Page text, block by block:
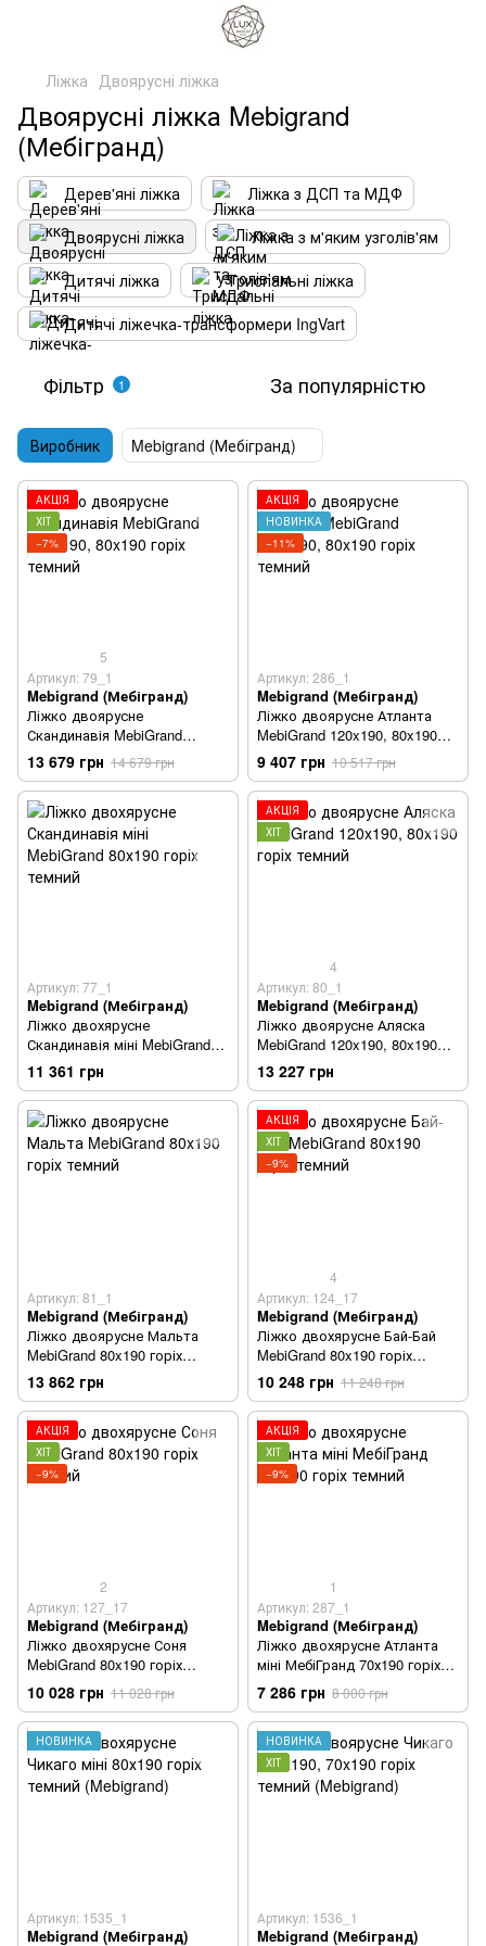
Ліжка Двоярусні ліжка
Двоярусні ліжка Mebigrand
(Мебігранд)
Дерев'яні ліжка
Ліжка з ДСП та МДФ
Двоярусні ліжка
Ліжка з м'яким узголів'ям
Дитячі ліжка
Триспальні ліжка
Дитячі ліжечка-трансформери IngVart
Фільтр 1 За популярністю
Виробник Mebigrand (Мебігранд)
АКЦІЯ
ХІТ
−7%
5
Артикул: 79_1
Mebigrand (Мебігранд)
Ліжко двоярусне
Скандинавія MebiGrand
120x190, 80x190 горіх темний
13 679 грн 14 679 грн
АКЦІЯ
НОВИНКА
−11%
Артикул: 286_1
Mebigrand (Мебігранд)
Ліжко двоярусне Атланта
MebiGrand 120x190, 80x190
горіх темний
9 407 грн 10 517 грн
Артикул: 77_1
Mebigrand (Мебігранд)
Ліжко двохярусне
Скандинавія міні MebiGrand
80х190 горіх темний
11 361 грн
АКЦІЯ
ХІТ
4
Артикул: 80_1
Mebigrand (Мебігранд)
Ліжко двоярусне Аляска
MebiGrand 120x190, 80x190
горіх темний
13 227 грн
Артикул: 81_1
Mebigrand (Мебігранд)
Ліжко двоярусне Мальта
MebiGrand 80x190 горіх
темний
13 862 грн
АКЦІЯ
ХІТ
−9%
4
Артикул: 124_17
Mebigrand (Мебігранд)
Ліжко двохярусне Бай-Бай
MebiGrand 80x190 горіх
темний
10 248 грн 11 248 грн
АКЦІЯ
ХІТ
−9%
2
Артикул: 127_17
Mebigrand (Мебігранд)
Ліжко двохярусне Соня
MebiGrand 80x190 горіх
темний
10 028 грн 11 028 грн
АКЦІЯ
ХІТ
−9%
1
Артикул: 287_1
Mebigrand (Мебігранд)
Ліжко двохярусне Атланта
міні МебіГранд 70х190 горіх
темний
7 286 грн 8 000 грн
НОВИНКА
Артикул: 1535_1
Mebigrand (Мебігранд)
НОВИНКА
ХІТ
Артикул: 1536_1
Mebigrand (Мебігранд)